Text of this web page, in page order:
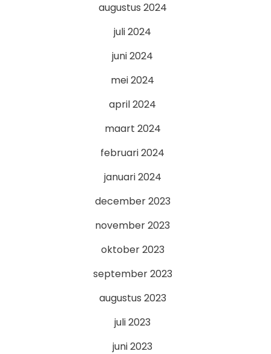
augustus 2024
juli 2024
juni 2024
mei 2024
april 2024
maart 2024
februari 2024
januari 2024
december 2023
november 2023
oktober 2023
september 2023
augustus 2023
juli 2023
juni 2023